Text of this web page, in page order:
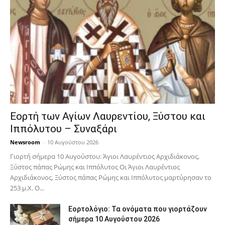
Εορτή των Αγίων Λαυρεντίου, Ξύστου και
Ιππόλυτου – Συναξάρι
Newsroom - 10 Αυγούστου 2026
Γιορτή σήμερα 10 Αυγούστου: Άγιοι Λαυρέντιος Αρχιδιάκονος,
Ξύστος πάπας Ρώμης και Ιππόλυτος Οι Άγιοι Λαυρέντιος
Αρχιδιάκονος, Ξύστος πάπας Ρώμης και Ιππόλυτος μαρτύρησαν το
253 μ.Χ. Ο...
Εορτολόγιο: Τα ονόματα που γιορτάζουν
σήμερα 10 Αυγούστου 2026